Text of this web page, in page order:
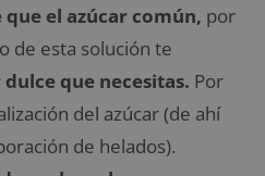
el azúcar común, por
de esta solución te
que necesitas. Por
del azúcar (de ahí
de helados).